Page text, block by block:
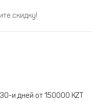
скидку!
и дней от 150000 KZT